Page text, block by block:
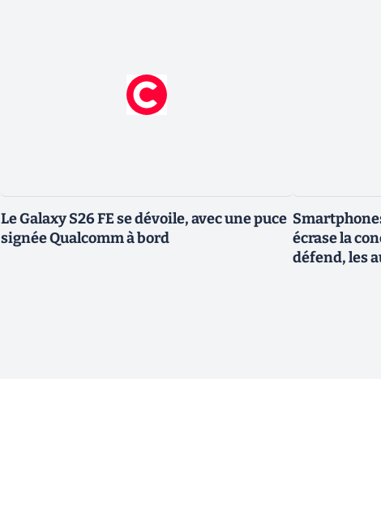
Le Galaxy S26 FE se dévoile, avec une puce
signée Qualcomm à bord
écrase la
défend, les